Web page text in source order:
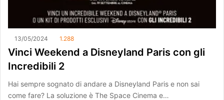
13/05/2024 1.288
Vinci Weekend a Disneyland Paris con gli
Incredibili 2
Hai sempre sognato di andare a Disneyland Paris e non sai
come fare? La soluzione è The Space Cinema e…